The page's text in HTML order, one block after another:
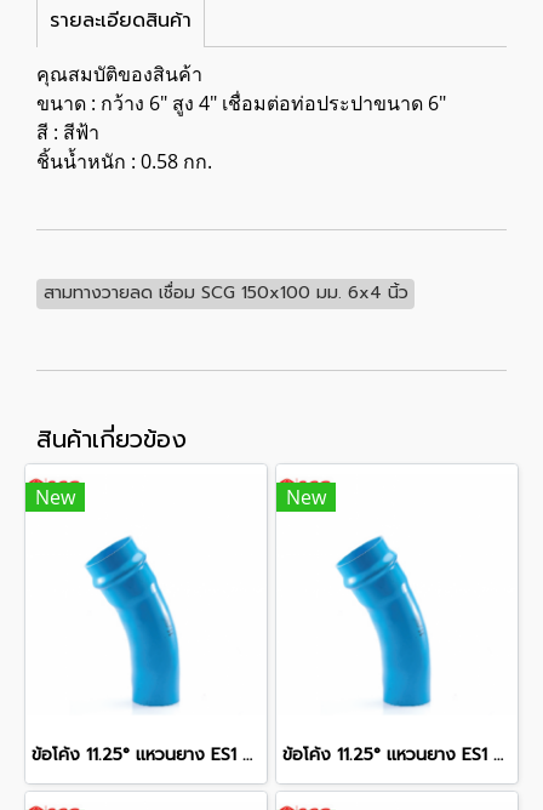
รายละเอียดสินค้า
คุณสมบัติของสินค้า
ขนาด : กว้าง 6" สูง 4" เชื่อมต่อท่อประปาขนาด 6"
สี : สีฟ้า
ชิ้นน้ำหนัก : 0.58 กก.
สามทางวายลด เชื่อม SCG 150x100 มม. 6x4 นิ้ว
สินค้าเกี่ยวข้อง
New
ข้อโค้ง 11.25° แหวนยาง ES1 SCG ขนาด 250 มม. (10 นิ้ว ) ชั้น 13.5
New
ข้อโค้ง 11.25° แหวนยาง ES1 SCG ขนาด 300 มม. (12 นิ้ว ) ชั้น 13.5